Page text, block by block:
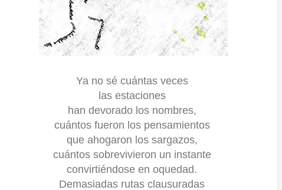
Ya no sé cuántas veces
las estaciones
han devorado los nombres,
cuántos fueron los pensamientos
que ahogaron los sargazos,
cuántos sobrevivieron un instante
convirtiéndose en oquedad.
Demasiadas rutas clausuradas